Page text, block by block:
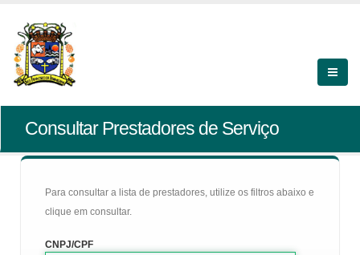
Consultar Prestadores de Serviço
Para consultar a lista de prestadores, utilize os filtros abaixo e
clique em consultar.
CNPJ/CPF